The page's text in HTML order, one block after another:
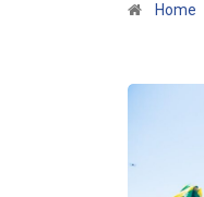
Home